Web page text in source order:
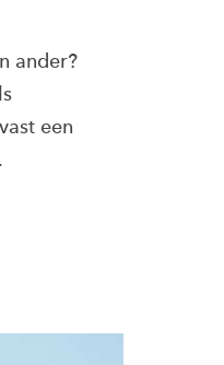
ander?
een